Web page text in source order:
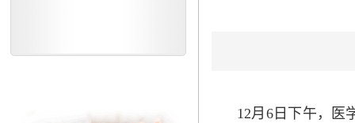
12月6日下午，医